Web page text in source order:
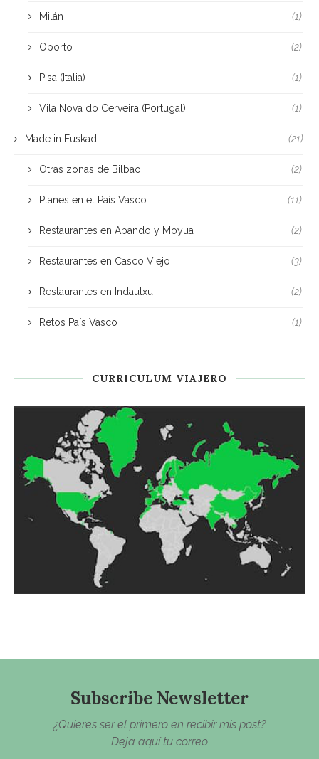
Milán (1)
Oporto (2)
Pisa (Italia) (1)
Vila Nova do Cerveira (Portugal) (1)
Made in Euskadi (21)
Otras zonas de Bilbao (2)
Planes en el País Vasco (11)
Restaurantes en Abando y Moyua (2)
Restaurantes en Casco Viejo (3)
Restaurantes en Indautxu (2)
Retos País Vasco (1)
CURRICULUM VIAJERO
Subscribe Newsletter
¿Quieres ser el primero en recibir mis post?
Deja aquí tu correo